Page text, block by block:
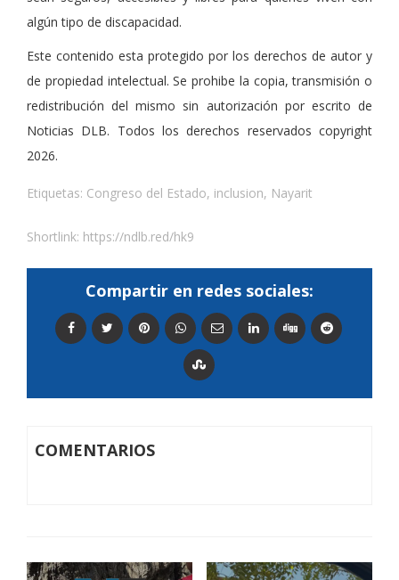
algún tipo de discapacidad.
Este contenido esta protegido por los derechos de autor y
de propiedad intelectual. Se prohibe la copia, transmisión o
redistribución del mismo sin autorización por escrito de
Noticias DLB. Todos los derechos reservados copyright
2026.
Etiquetas: Congreso del Estado, inclusion, Nayarit
Shortlink: https://ndlb.red/hk9
Compartir en redes sociales:
COMENTARIOS